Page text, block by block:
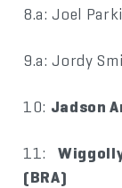
8.a: Joel
9.a: Jordy
10: Jadson
11:
(BRA)